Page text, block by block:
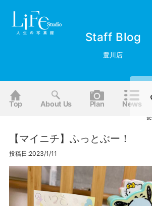
Staff Blog
豊川店
Top About Us Plan News
【マイニチ】ふっとぶー！
投稿日:2023/1/11